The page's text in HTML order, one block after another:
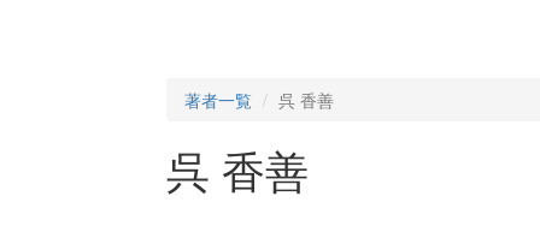
著者一覧 呉 香善
呉 香善